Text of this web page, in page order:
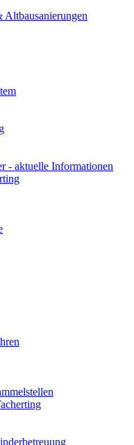
- aktuelle Informationen